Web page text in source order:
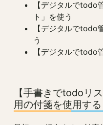
【デジタルでtodo
ト」を使う
【デジタルでtodo
う
【デジタルでtodo
【手書きでtodoリ
用の付箋を使用する